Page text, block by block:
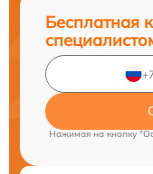
Бесплатная
Нажимая на кнопку